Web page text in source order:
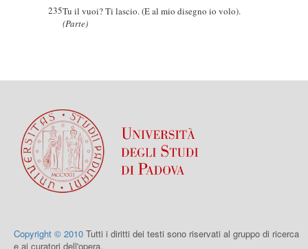
235Tu il vuoi? Ti lascio. (E al mio disegno io volo).
(Parte)
Copyright © 2010 Tutti i diritti dei testi sono riservati al gruppo di ricerca
e ai curatori dell'opera.